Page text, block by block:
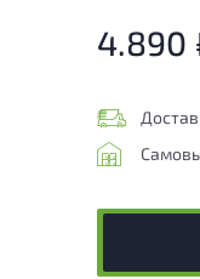
4.890